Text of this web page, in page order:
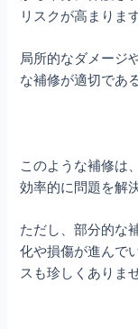
リスクが高まります
局所的なダメージ
な補修が適切であ
このような補修は
効率的に問題を解
ただし、部分的な
化や損傷が進んで
スも珍しくありま